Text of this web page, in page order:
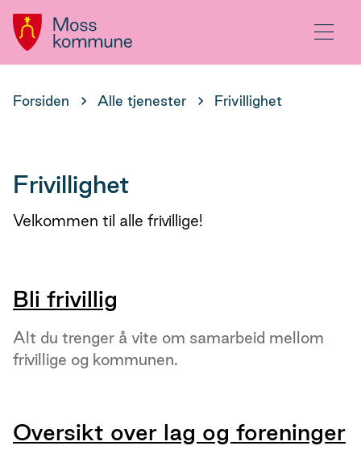
Hovedportal Meny
Du
Forsiden Alle tjenester Frivillighet
Frivillighet
Velkommen til alle frivillige!
Bli frivillig
Alt du trenger å vite om samarbeid mellom
frivillige og kommunen.
Oversikt over lag og foreninger